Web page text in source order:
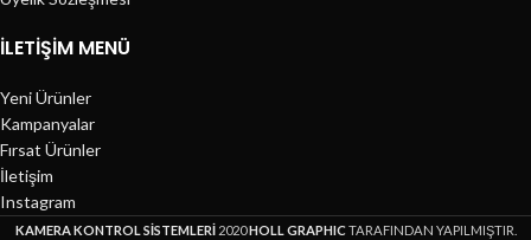
İLETIŞIM MENÜ
Yeni Ürünler
Kampanyalar
Fırsat Ürünler
İletişim
Instagram
KAMERA KONTROL SİSTEMLERİ 2020HOLL GRAPHICTARAFINDAN YAPILMIŞTIR.